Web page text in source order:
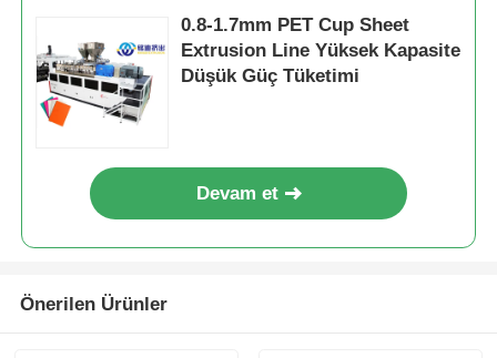
0.8-1.7mm PET Cup Sheet
Extrusion Line Yüksek Kapasite
Düşük Güç Tüketimi
Devam et
Önerilen Ürünler